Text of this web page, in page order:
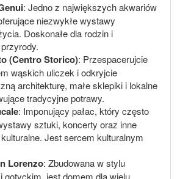
: Jedno z największych akwariów
niezwykłe wystawy
Doskonałe dla rodzin i
(Centro Storico): Przespacerujcie
wąskich uliczek i odkryjcie
architekturę, małe sklepiki i lokalne
tradycyjne potrawy.
: Imponujący pałac, który często
sztuki, koncerty oraz inne
Jest sercem kulturalnym
Lorenzo: Zbudowana w stylu
gotyckim, jest domem dla wielu